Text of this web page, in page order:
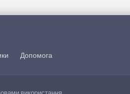
Допомога